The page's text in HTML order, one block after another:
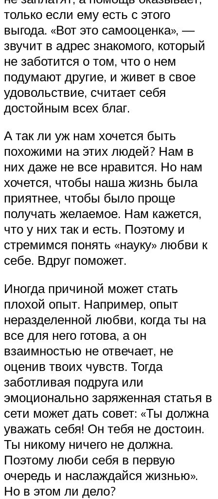
только если ему есть с этого
выгода. «Вот это самооценка», —
звучит в адрес знакомого, который
не заботится о том, что о нем
подумают другие, и живет в свое
удовольствие, считает себя
достойным всех благ.
А так ли уж нам хочется быть
похожими на этих людей? Нам в
них даже не все нравится. Но нам
хочется, чтобы наша жизнь была
приятнее, чтобы было проще
получать желаемое. Нам кажется,
что у них так и есть. Поэтому и
стремимся понять «науку» любви к
себе. Вдруг поможет.
Иногда причиной может стать
плохой опыт. Например, опыт
неразделенной любви, когда ты на
все для него готова, а он
взаимностью не отвечает, не
оценив твоих чувств. Тогда
заботливая подруга или
эмоционально заряженная статья в
сети может дать совет: «Ты должна
уважать себя! Он тебя не достоин.
Ты никому ничего не должна.
Поэтому люби себя в первую
очередь и наслаждайся жизнью».
Но в этом ли дело?